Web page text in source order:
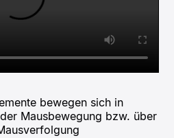
bewegen sich in
Mausbewegung bzw. über